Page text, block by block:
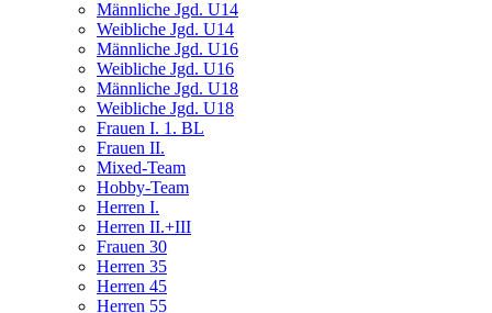
Männliche Jgd. U14
Weibliche Jgd. U14
Männliche Jgd. U16
Weibliche Jgd. U16
Männliche Jgd. U18
Weibliche Jgd. U18
Frauen I. 1. BL
Frauen II.
Mixed-Team
Hobby-Team
Herren I.
Herren II.+III
Frauen 30
Herren 35
Herren 45
Herren 55